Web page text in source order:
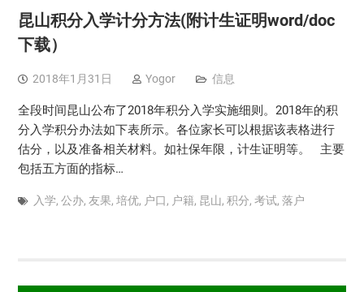
昆山积分入学计分方法(附计生证明word/doc
下载）
2018年1月31日 Yogor 信息
全段时间昆山公布了2018年积分入学实施细则。2018年的积
分入学积分办法如下表所示。各位家长可以根据该表格进行
估分，以及准备相关材料。如社保年限，计生证明等。 主要
包括五方面的指标…
入学, 公办, 友果, 培优, 户口, 户籍, 昆山, 积分, 考试, 落户